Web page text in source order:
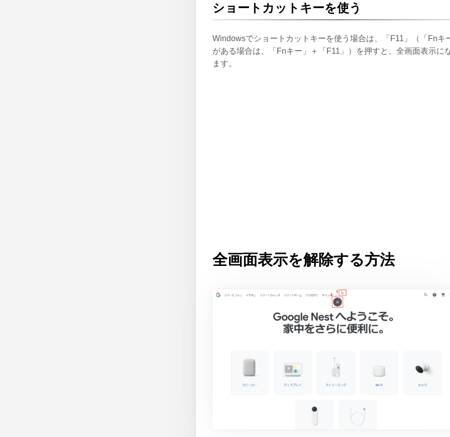
ショートカットキーを使う
Windowsでショートカットキーを使う場合は、「F11」（「Fnキ
がある場合は、「Fnキー」＋「F11」）を押すと、全画面表示に
ます。
全画面表示を解除する方法